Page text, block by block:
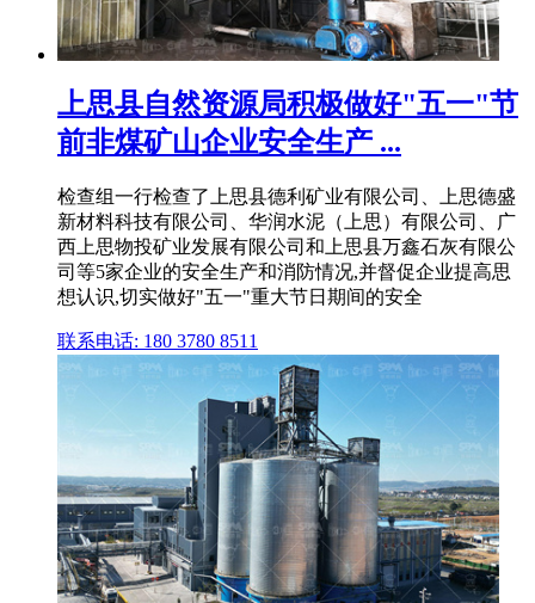
上思县自然资源局积极做好"五一"节
前非煤矿山企业安全生产 ...
检查组一行检查了上思县德利矿业有限公司、上思德盛
新材料科技有限公司、华润水泥（上思）有限公司、广
西上思物投矿业发展有限公司和上思县万鑫石灰有限公
司等5家企业的安全生产和消防情况,并督促企业提高思
想认识,切实做好"五一"重大节日期间的安全
联系电话: 180 3780 8511